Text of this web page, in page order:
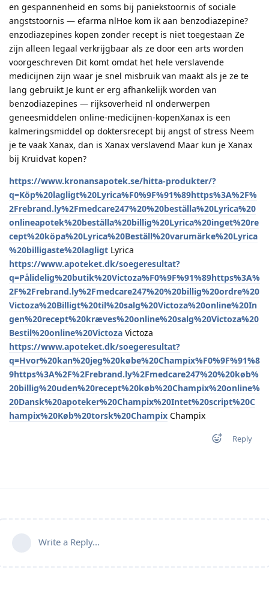
en gespannenheid en soms bij paniekstoornis of sociale
angststoornis — efarma nlHoe kom ik aan benzodiazepine?
enzodiazepines kopen zonder recept is niet toegestaan Ze
zijn alleen legaal verkrijgbaar als ze door een arts worden
voorgeschreven Dit komt omdat het hele verslavende
medicijnen zijn waar je snel misbruik van maakt als je ze te
lang gebruikt Je kunt er erg afhankelijk worden van
benzodiazepines — rijksoverheid nl onderwerpen
geneesmiddelen online-medicijnen-kopenXanax is een
kalmeringsmiddel op doktersrecept bij angst of stress Neem
je te vaak Xanax, dan is Xanax verslavend Maar kun je Xanax
bij Kruidvat kopen?
https://www.kronansapotek.se/hitta-produkter/?
q=Köp%20lagligt%20Lyrica%F0%9F%91%89https%3A%2F%
2Frebrand.ly%2Fmedcare247%20%20beställa%20Lyrica%20
onlineapotek%20beställa%20billig%20Lyrica%20inget%20re
cept%20köpa%20Lyrica%20Beställ%20varumärke%20Lyrica
%20billigaste%20lagligt Lyrica
https://www.apoteket.dk/soegeresultat?
q=Pålidelig%20butik%20Victoza%F0%9F%91%89https%3A%
2F%2Frebrand.ly%2Fmedcare247%20%20billig%20ordre%20
Victoza%20Billigt%20til%20salg%20Victoza%20online%20In
gen%20recept%20kræves%20online%20salg%20Victoza%20
Bestil%20online%20Victoza Victoza
https://www.apoteket.dk/soegeresultat?
q=Hvor%20kan%20jeg%20købe%20Champix%F0%9F%91%8
9https%3A%2F%2Frebrand.ly%2Fmedcare247%20%20køb%
20billig%20uden%20recept%20køb%20Champix%20online%
20Dansk%20apoteker%20Champix%20Intet%20script%20C
hampix%20Køb%20torsk%20Champix Champix
Reply
Write a Reply...